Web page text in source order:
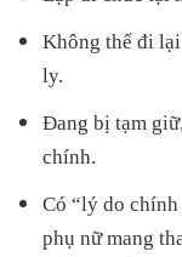
Không thể đi
ly.
Đang bị tạm
chính.
Có “lý do
phụ nữ mang